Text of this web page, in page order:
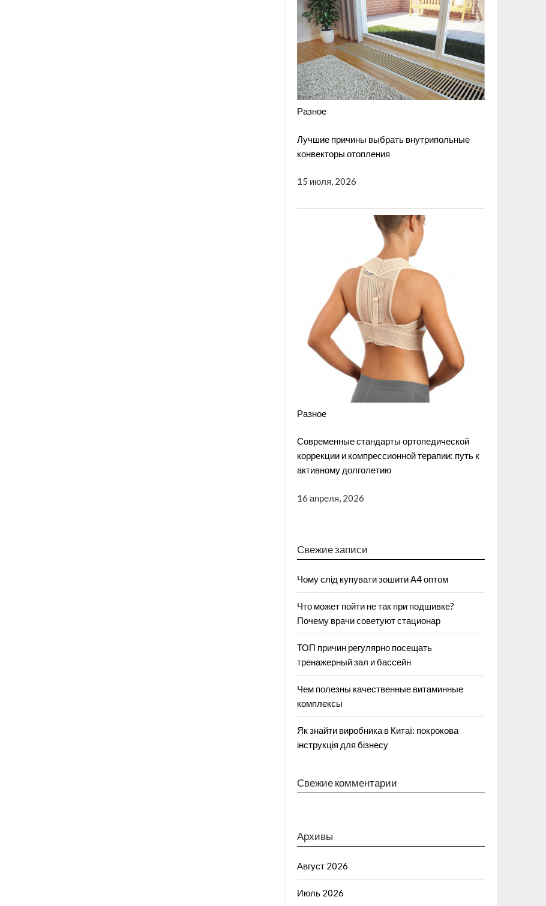
Разное
Лучшие причины выбрать внутрипольные
конвекторы отопления
15 июля, 2026
Разное
Современные стандарты ортопедической
коррекции и компрессионной терапии: путь к
активному долголетию
16 апреля, 2026
Свежие записи
Чому слід купувати зошити А4 оптом
Что может пойти не так при подшивке?
Почему врачи советуют стационар
ТОП причин регулярно посещать
тренажерный зал и бассейн
Чем полезны качественные витаминные
комплексы
Як знайти виробника в Китаї: покрокова
інструкція для бізнесу
Свежие комментарии
Архивы
Август 2026
Июль 2026